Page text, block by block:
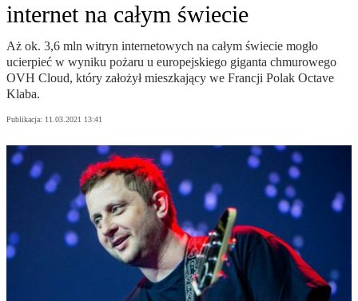
internet na całym świecie
Aż ok. 3,6 mln witryn internetowych na całym świecie mogło
ucierpieć w wyniku pożaru u europejskiego giganta chmurowego
OVH Cloud, który założył mieszkający we Francji Polak Octave
Klaba.
Publikacja: 11.03.2021 13:41